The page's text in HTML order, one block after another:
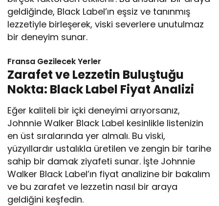
geldiğinde, Black Label’ın eşsiz ve tanınmış
lezzetiyle birleşerek, viski severlere unutulmaz
bir deneyim sunar.
Fransa Gezilecek Yerler
Zarafet ve Lezzetin Buluştuğu
Nokta: Black Label Fiyat Analizi
Eğer kaliteli bir içki deneyimi arıyorsanız,
Johnnie Walker Black Label kesinlikle listenizin
en üst sıralarında yer almalı. Bu viski,
yüzyıllardır ustalıkla üretilen ve zengin bir tarihe
sahip bir damak ziyafeti sunar. İşte Johnnie
Walker Black Label’ın fiyat analizine bir bakalım
ve bu zarafet ve lezzetin nasıl bir araya
geldiğini keşfedin.